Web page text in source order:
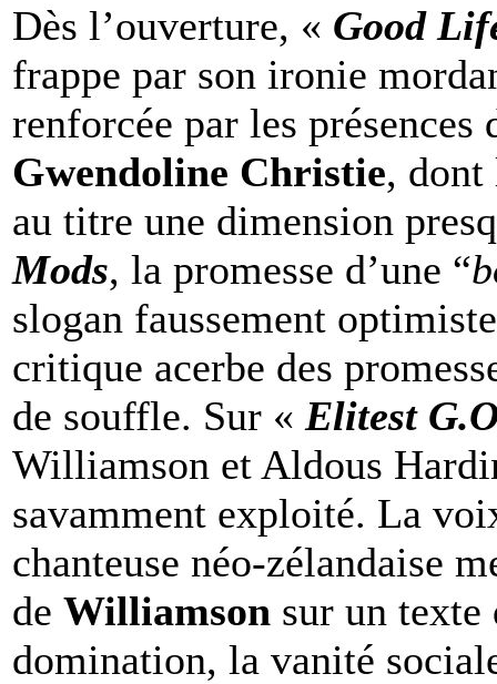
Dès l’ouverture, « Good
frappe par son ironie
renforcée par les présences
Gwendoline Christie, dont
au titre une dimension
Mods, la promesse d’une “
slogan faussement
critique acerbe des
de souffle. Sur « Elitest
Williamson et Aldous
savamment exploité. La
chanteuse néo-zélandaise
de Williamson sur un texte
domination, la vanité